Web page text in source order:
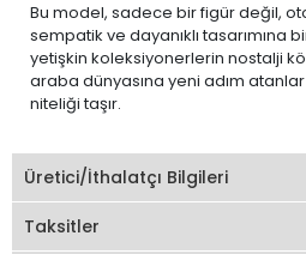
Bu model, sadece bir figür değil,
sempatik ve dayanıklı tasarımına
yetişkin koleksiyonerlerin nostalji
araba dünyasına yeni adım atanlar
niteliği taşır.
Üretici/İthalatçı Bilgileri
Taksitler